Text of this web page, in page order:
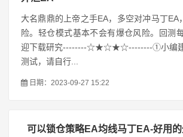
大名鼎鼎的上帝之手EA，多空对冲马丁EA
险。轻仓模式基本不会有爆仓风险。回测
迎下载研究--------☆★☆★☆--------①小编
测试，请自行...
日期：2023-09-27 15:22
可以锁仓策略EA均线马丁EA-好用